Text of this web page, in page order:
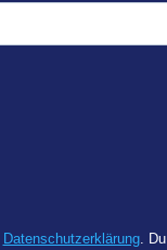
Datenschutzerklärung.